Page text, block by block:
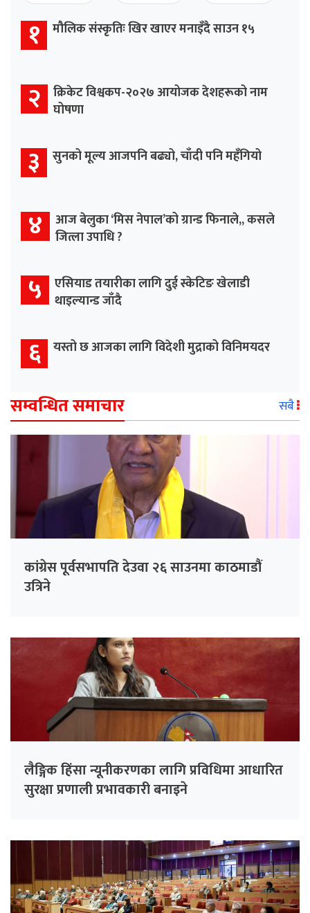
१ मौलिक संस्कृतिः खिर खाएर मनाइँदै साउन १५
२ क्रिकेट विश्वकप-२०२७ आयोजक देशहरूको नाम
घोषणा
३ सुनको मूल्य आजपनि बढ्यो, चाँदी पनि महँगियो
४ आज बेलुका ‘मिस नेपाल’को ग्रान्ड फिनाले,, कसले
जित्ला उपाधि ?
५ एसियाड तयारीका लागि दुई स्केटिङ खेलाडी
थाइल्यान्ड जाँदै
६ यस्तो छ आजका लागि विदेशी मुद्राको विनिमयदर
सम्वन्धित समाचार सबै
कांग्रेस पूर्वसभापति देउवा २६ साउनमा काठमाडौं
उत्रिने
लैङ्गिक हिंसा न्यूनीकरणका लागि प्रविधिमा आधारित
सुरक्षा प्रणाली प्रभावकारी बनाइने